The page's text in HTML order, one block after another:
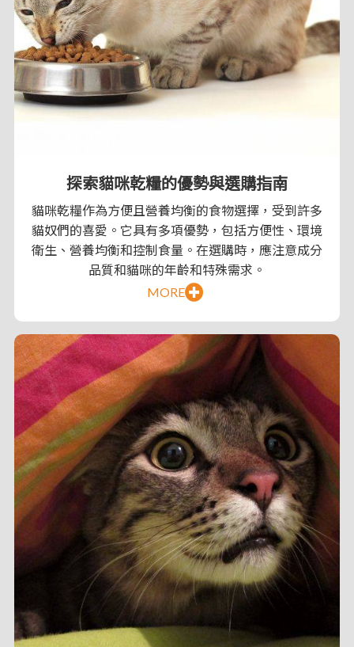
探索貓咪乾糧的優勢與選購指南
貓咪乾糧作為方便且營養均衡的食物選擇，受到許多
貓奴們的喜愛。它具有多項優勢，包括方便性、環境
衛生、營養均衡和控制食量。在選購時，應注意成分
品質和貓咪的年齡和特殊需求。